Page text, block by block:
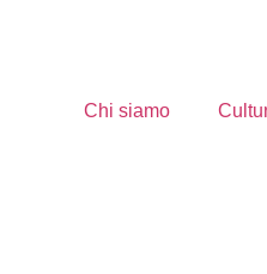
Chi siamo